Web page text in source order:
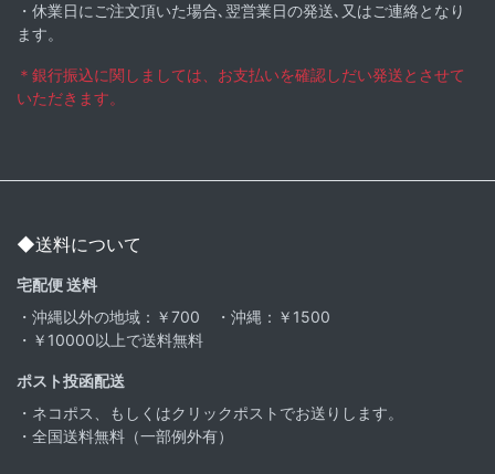
・休業日にご注文頂いた場合､翌営業日の発送､又はご連絡となり
ます。
＊銀行振込に関しましては、お支払いを確認しだい発送とさせて
いただきます。
◆送料について
宅配便 送料
・沖縄以外の地域：￥700 ・沖縄：￥1500
・￥10000以上で送料無料
ポスト投函配送
・ネコポス、もしくはクリックポストでお送りします。
・全国送料無料（一部例外有）